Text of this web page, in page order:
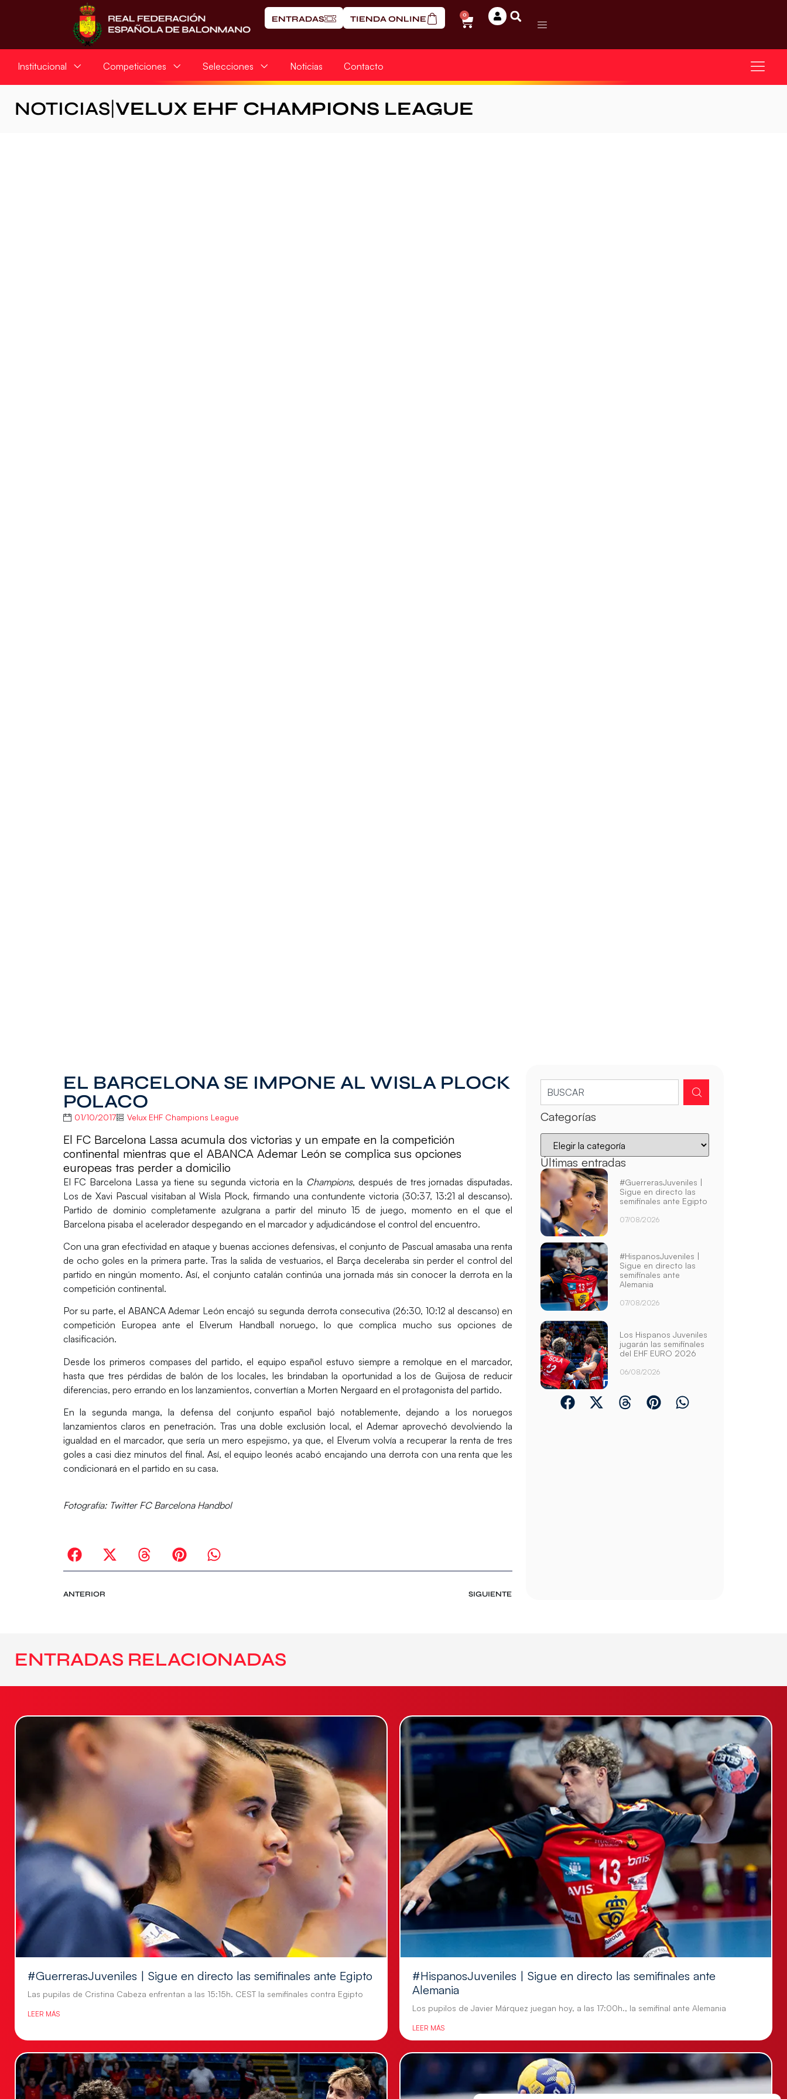
ENTRADAS TIENDA ONLINE 0
Institucional Competiciones Selecciones Noticias Contacto
NOTICIAS VELUX EHF CHAMPIONS LEAGUE
EL BARCELONA SE IMPONE AL WISLA PLOCK
POLACO
01/10/2017 Velux EHF Champions League
El FC Barcelona Lassa acumula dos victorias y un empate en la competición
continental mientras que el ABANCA Ademar León se complica sus opciones
europeas tras perder a domicilio
El FC Barcelona Lassa ya tiene su segunda victoria en la Champions, después de tres jornadas disputadas.
Los deXavi Pascual visitaban al Wisla Plock, firmando una contundente victoria (30:37, 13:21 al descanso).
Partido de dominio completamente azulgrana a partir del minuto 15 de juego, momento en el que el
Barcelona pisaba el acelerador despegando en el marcador y adjudicándose el control del encuentro.
Con una gran efectividad en ataque y buenas acciones defensivas, el conjunto de Pascual amasaba una renta
de ocho goles en la primera parte. Tras la salida de vestuarios, el Barça deceleraba sin perder el control del
partido en ningún momento. Así, el conjunto catalán continúa una jornada más sin conocer la derrota en la
competición continental.
Por su parte, el ABANCA Ademar León encajó su segunda derrota consecutiva (26:30, 10:12 al descanso) en
competición Europea ante el Elverum Handball noruego, lo que complica mucho sus opciones de
clasificación.
Desde los primeros compases del partido, el equipo español estuvo siempre a remolque en el marcador,
hasta que tres pérdidas de balón de los locales, les brindaban la oportunidad a los de Guijosa de reducir
diferencias, pero errando en los lanzamientos, convertían a Morten Nergaard en el protagonista del partido.
En la segunda manga, la defensa del conjunto español bajó notablemente, dejando a los noruegos
lanzamientos claros en penetración. Tras una doble exclusión local, el Ademar aprovechó devolviendo la
igualdad en el marcador, que sería un mero espejismo, ya que, el Elverum volvía a recuperar la renta de tres
goles a casi diez minutos del final. Así, el equipo leonés acabó encajando una derrota con una renta que les
condicionará en el partido en su casa.
Fotografía: Twitter FC Barcelona Handbol
ANTERIOR SIGUIENTE
Categorías
Últimas entradas
#GuerrerasJuveniles |
Sigue en directo las
semifinales ante Egipto
07/08/2026
#HispanosJuveniles |
Sigue en directo las
semifinales ante
Alemania
07/08/2026
Los Hispanos Juveniles
jugarán las semifinales
del EHF EURO 2026
06/08/2026
ENTRADAS RELACIONADAS
#GuerrerasJuveniles | Sigue en directo las semifinales ante Egipto
Las pupilas de Cristina Cabeza enfrentan a las 15:15h. CEST la semifinales contra Egipto
LEER MÁS
#HispanosJuveniles | Sigue en directo las semifinales ante
Alemania
Los pupilos de Javier Márquez juegan hoy, a las 17:00h., la semifinal ante Alemania
LEER MÁS